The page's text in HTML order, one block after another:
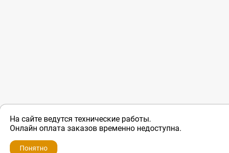
ZIP-PORTAL
Запчасти для бытовой техники
На сайте ведутся технические работы.
Онлайн оплата заказов временно недоступна.
Понятно